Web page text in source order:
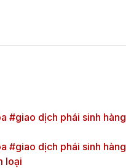
#giao dịch phái sinh hàng
#giao dịch phái sinh hàng
loại